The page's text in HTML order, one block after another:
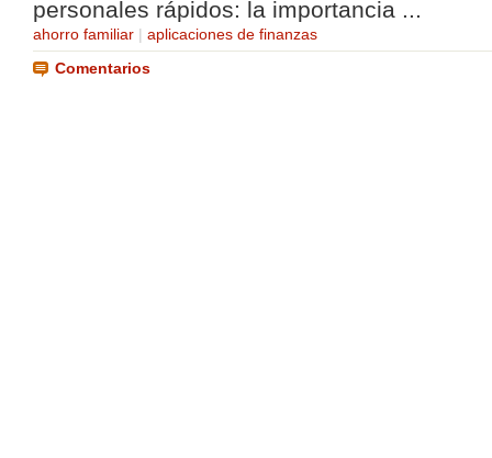
personales rápidos: la importancia ...
ahorro familiar | aplicaciones de finanzas
Comentarios